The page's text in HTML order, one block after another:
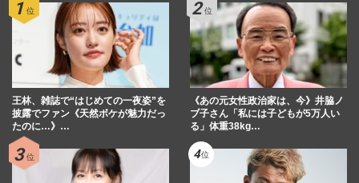
王林、雑誌で“はじめての一夜姿”を
披露でファン《天然ボケが魅力だっ
たのに…》…
《あの元女性政治家は、今》井脇ノ
ブ子さん「私には子どもが5万人い
る」体重38kg…